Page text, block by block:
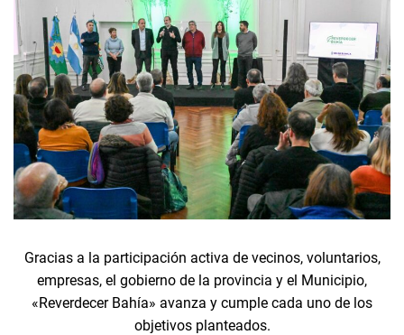
Gracias a la participación activa de vecinos, voluntarios,
empresas, el gobierno de la provincia y el Municipio,
«Reverdecer Bahía» avanza y cumple cada uno de los
objetivos planteados.